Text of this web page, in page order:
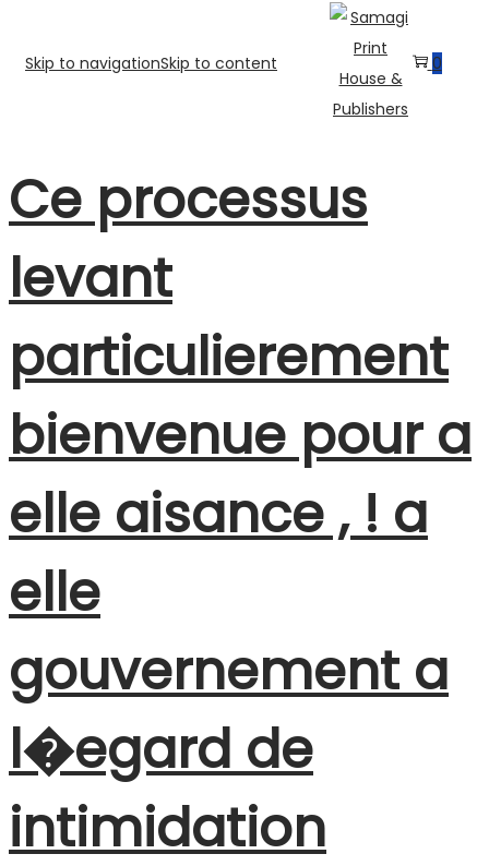
Skip to navigationSkip to content 0
Ce processus
levant
particulierement
bienvenue pour a
elle aisance , ! a
elle
gouvernement a
l�egard de
intimidation